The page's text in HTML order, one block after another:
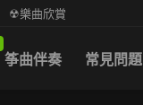
筝曲伴奏 常見問題
☢樂曲欣賞